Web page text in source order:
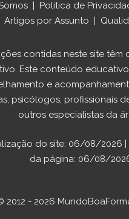
Política de
Artigos por Assunto
contidas neste site têm
Este conteúdo
e
psicólogos, profissionais
outros especialistas da
do site: 06/08/2026 |
da página: 06/08/
2012 - 2026